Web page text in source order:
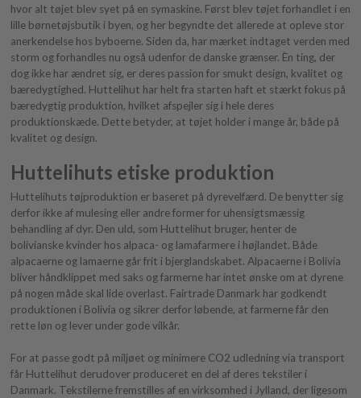
hvor alt tøjet blev syet på en symaskine. Først blev tøjet forhandlet i en
lille børnetøjsbutik i byen, og her begyndte det allerede at opleve stor
anerkendelse hos byboerne. Siden da, har mærket indtaget verden med
storm og forhandles nu også udenfor de danske grænser. Èn ting, der
dog ikke har ændret sig, er deres passion for smukt design, kvalitet og
bæredygtighed. Huttelihut har helt fra starten haft et stærkt fokus på
bæredygtig produktion, hvilket afspejler sig i hele deres
produktionskæde. Dette betyder, at tøjet holder i mange år, både på
kvalitet og design.
Huttelihuts etiske produktion
Huttelihuts tøjproduktion er baseret på dyrevelfærd. De benytter sig
derfor ikke af mulesing eller andre former for uhensigtsmæssig
behandling af dyr. Den uld, som Huttelihut bruger, henter de
bolivianske kvinder hos alpaca- og lamafarmere i højlandet. Både
alpacaerne og lamaerne går frit i bjerglandskabet. Alpacaerne i Bolivia
bliver håndklippet med saks og farmerne har intet ønske om at dyrene
på nogen måde skal lide overlast. Fairtrade Danmark har godkendt
produktionen i Bolivia og sikrer derfor løbende, at farmerne får den
rette løn og lever under gode vilkår.
For at passe godt på miljøet og minimere CO2 udledning via transport
får Huttelihut derudover produceret en del af deres tekstiler i
Danmark. Tekstilerne fremstilles af en virksomhed i Jylland, der ligesom